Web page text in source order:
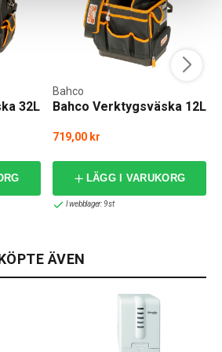
32L Bahco Verktygsväska 12L
Bahco
719,00 kr
LÄGG I VARUKORG
I webblager: 9 st
ÄVEN